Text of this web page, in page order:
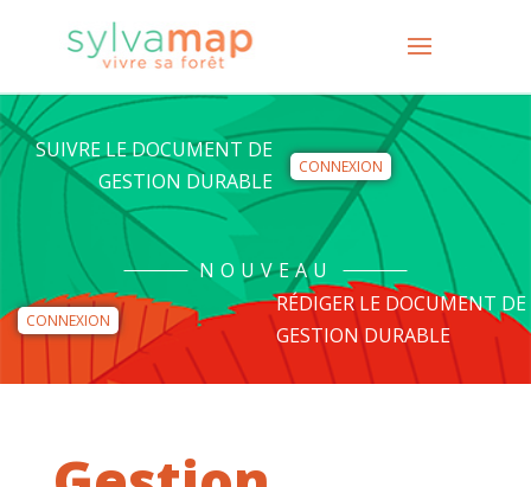
SUIVRE LE DOCUMENT DE
GESTION DURABLE
CONNEXION
NOUVEAU
CONNEXION
RÉDIGER LE DOCUMENT DE
GESTION DURABLE